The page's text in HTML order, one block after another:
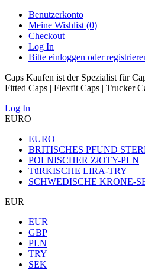
Benutzerkonto
Meine Wishlist (0)
Checkout
Log In
Bitte einloggen oder
Caps Kaufen ist der Spezialist für
Fitted Caps | Flexfit Caps | Trucker
Log In
EURO
EURO
BRITISCHES PFUND
POLNISCHER ZłOTY-PLN
TüRKISCHE LIRA-TRY
SCHWEDISCHE KRONE-
EUR
EUR
GBP
PLN
TRY
SEK